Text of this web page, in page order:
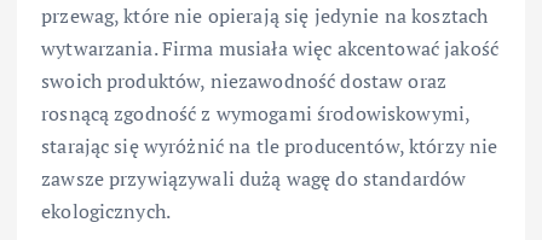
przewag, które nie opierają się jedynie na kosztach
wytwarzania. Firma musiała więc akcentować jakość
swoich produktów, niezawodność dostaw oraz
rosnącą zgodność z wymogami środowiskowymi,
starając się wyróżnić na tle producentów, którzy nie
zawsze przywiązywali dużą wagę do standardów
ekologicznych.